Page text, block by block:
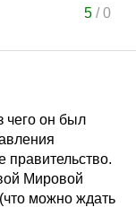
5/0
чего он был
правительство.
Мировой
можно ждать